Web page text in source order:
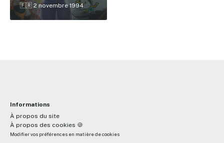
🇫🇷 2 novembre 1994
Informations
À propos du site
À propos des cookies 🍪
Modifier vos préférences en matière de cookies